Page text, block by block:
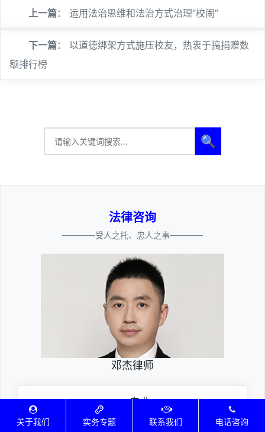
上一篇： 运用法治思维和法治方式治理“校闹”
下一篇： 以道德绑架方式施压校友，热衷于搞捐赠数
额排行榜
🔍
法律咨询
————受人之托、忠人之事————
邓杰律师
专业
深耕厚积聚焦专注
关于我们 实务专题 联系我们 电话咨询